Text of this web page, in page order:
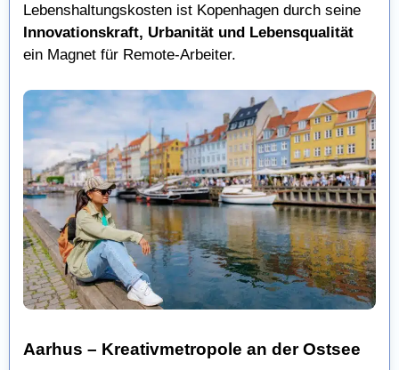
Lebenshaltungskosten ist Kopenhagen durch seine
Innovationskraft, Urbanität und Lebensqualität
ein Magnet für Remote-Arbeiter.
Aarhus – Kreativmetropole an der Ostsee